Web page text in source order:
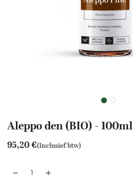
Aleppo den (BIO) - 100ml
95,20€(Inclusief btw)